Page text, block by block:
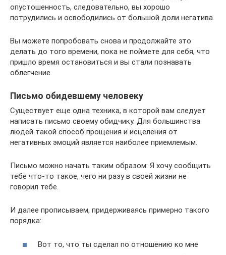
опустошенность, следовательно, вы хорошо
потрудились и освободились от большой доли негатива.
Вы можете попробовать снова и продолжайте это
делать до того времени, пока не поймете для себя, что
пришло время остановиться и вы стали познавать
облегчение.
Письмо обидевшему человеку
Существует еще одна техника, в которой вам следует
написать письмо своему обидчику. Для большинства
людей такой способ прощения и исцеления от
негативных эмоций является наиболее приемлемым.
Письмо можно начать таким образом: Я хочу сообщить
тебе что-то такое, чего ни разу в своей жизни не
говорил тебе.
И далее прописываем, придерживаясь примерно такого
порядка:
Вот то, что ты сделал по отношению ко мне